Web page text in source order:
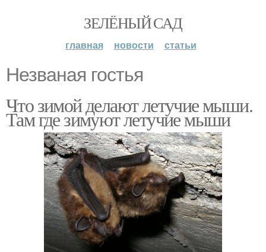
ЗЕЛЁНЫЙ САД
главная новости статьи
Незваная гостья
Что зимой делают летучие мыши.
Там где зимуют летучие мыши